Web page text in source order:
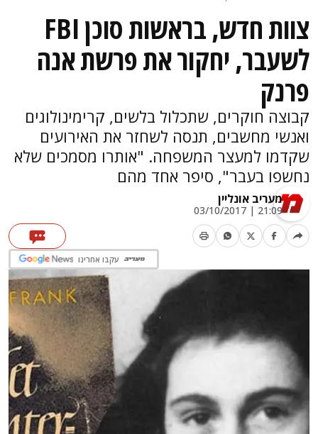
צוות חדש, בראשות סוכן FBI
לשעבר, יחקור את פרשת אנה
פרנק
קבוצה חוקרים, שתכלול בלשים, קרימינולוגים
ואנשי מחשבים, תנסה לשחזר את האירועים
שקדמו למעצר המשפחה. "אותרו מסמכים שלא
נחשפו בעבר", סיפר אחד מהם
מעריב אונליין
21:09 | 03/10/2017
עקבו אחרינו